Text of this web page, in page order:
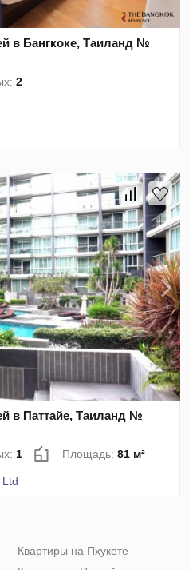
в Бангкоке, Таиланд №
2
в Паттайе, Таиланд №
1 Площадь:81 м²
Квартиры на Пхукете